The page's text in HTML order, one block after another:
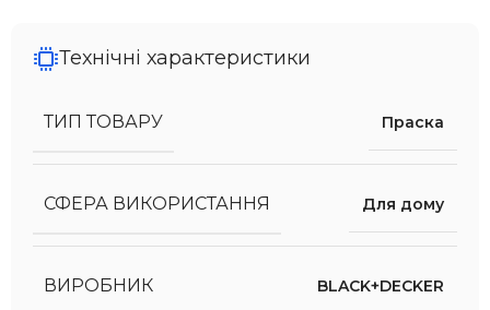
Технічні характеристики
ТИП ТОВАРУ Праска
СФЕРА ВИКОРИСТАННЯ Для дому
ВИРОБНИК BLACK+DECKER